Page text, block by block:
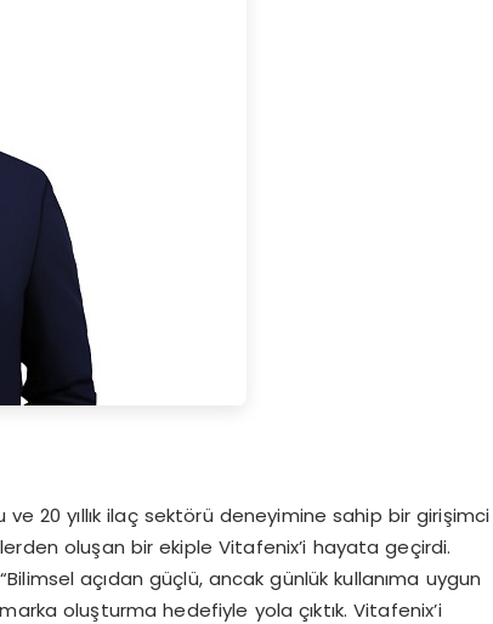
20 yıllık ilaç sektörü deneyimine sahip bir girişimci
oluşan bir ekiple Vitafenix’i hayata geçirdi.
açıdan güçlü, ancak günlük kullanıma uygun
oluşturma hedefiyle yola çıktık. Vitafenix’i